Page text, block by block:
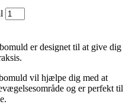
er designet til at give dig
vil hjælpe dig med at
og er perfekt til